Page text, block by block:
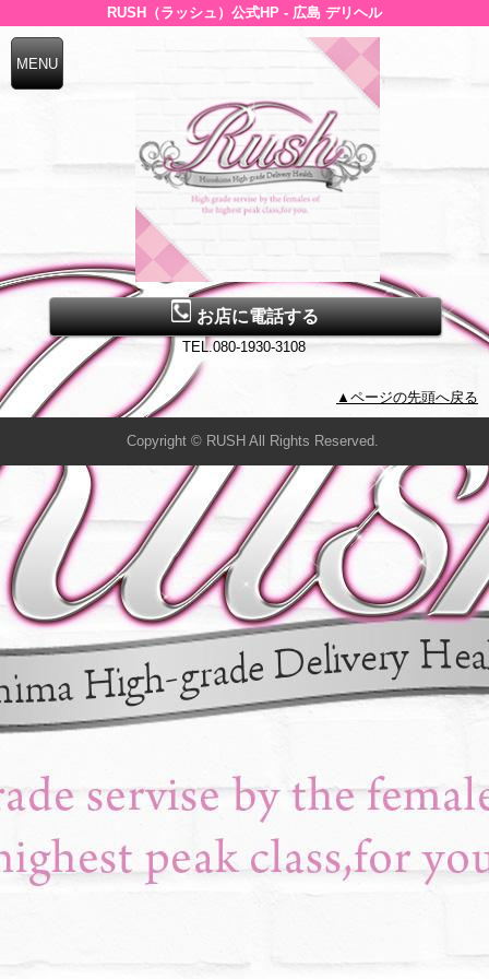
RUSH（ラッシュ）公式HP - 広島 デリヘル
お店に電話する
TEL.080-1930-3108
▲ページの先頭へ戻る
Copyright © RUSH All Rights Reserved.